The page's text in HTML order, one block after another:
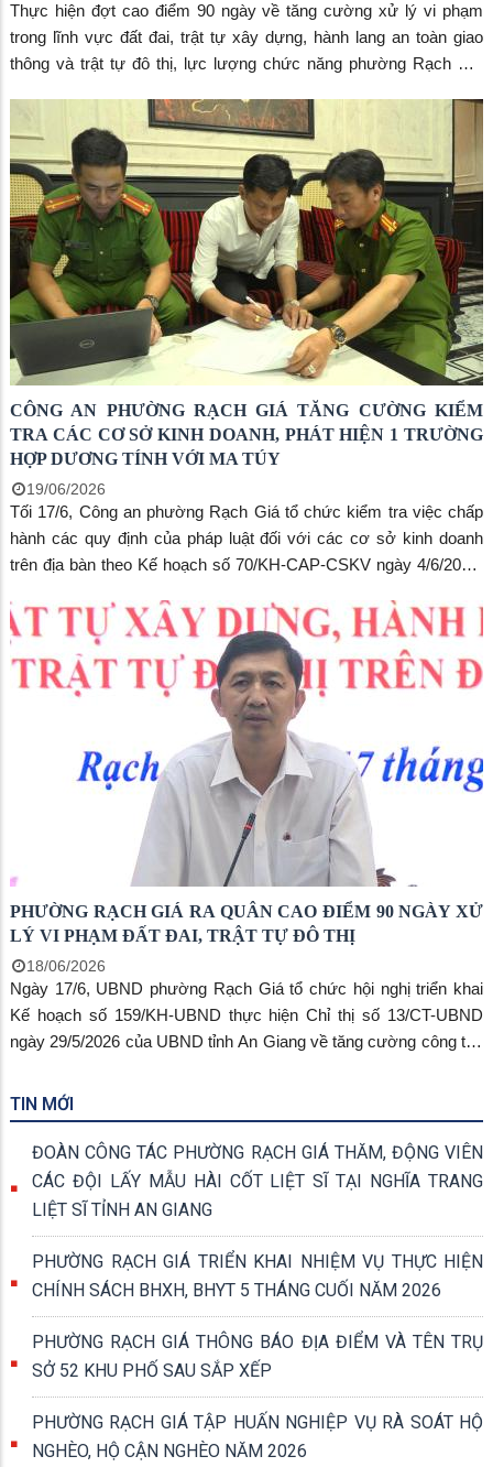
Thực hiện đợt cao điểm 90 ngày về tăng cường xử lý vi phạm
trong lĩnh vực đất đai, trật tự xây dựng, hành lang an toàn giao
thông và trật tự đô thị, lực lượng chức năng phường Rạch Giá
CÔNG AN PHƯỜNG RẠCH GIÁ TĂNG CƯỜNG KIỂM
TRA CÁC CƠ SỞ KINH DOANH, PHÁT HIỆN 1 TRƯỜNG
HỢP DƯƠNG TÍNH VỚI MA TÚY
19/06/2026
Tối 17/6, Công an phường Rạch Giá tổ chức kiểm tra việc chấp
hành các quy định của pháp luật đối với các cơ sở kinh doanh
trên địa bàn theo Kế hoạch số 70/KH-CAP-CSKV ngày 4/6/2026.
ma túy, góp phần bảo đảm an ninh, trật tự trên địa bàn.
PHƯỜNG RẠCH GIÁ RA QUÂN CAO ĐIỂM 90 NGÀY XỬ
LÝ VI PHẠM ĐẤT ĐAI, TRẬT TỰ ĐÔ THỊ
18/06/2026
Ngày 17/6, UBND phường Rạch Giá tổ chức hội nghị triển khai
Kế hoạch số 159/KH-UBND thực hiện Chỉ thị số 13/CT-UBND
ngày 29/5/2026 của UBND tỉnh An Giang về tăng cường công tác
an toàn đường bộ và trật tự đô thị. Đồng chí Dương Hồng Tuấn,
Phó Chủ tịch UBND phường chủ trì hội nghị với sự tham dự của
các cơ quan chuyên môn, lực lượng chức năng và Ban lãnh đạo
các khu phố.
TIN MỚI
ĐOÀN CÔNG TÁC PHƯỜNG RẠCH GIÁ THĂM, ĐỘNG VIÊN
CÁC ĐỘI LẤY MẪU HÀI CỐT LIỆT SĨ TẠI NGHĨA TRANG
LIỆT SĨ TỈNH AN GIANG
PHƯỜNG RẠCH GIÁ TRIỂN KHAI NHIỆM VỤ THỰC HIỆN
CHÍNH SÁCH BHXH, BHYT 5 THÁNG CUỐI NĂM 2026
PHƯỜNG RẠCH GIÁ THÔNG BÁO ĐỊA ĐIỂM VÀ TÊN TRỤ
SỞ 52 KHU PHỐ SAU SẮP XẾP
PHƯỜNG RẠCH GIÁ TẬP HUẤN NGHIỆP VỤ RÀ SOÁT HỘ
NGHÈO, HỘ CẬN NGHÈO NĂM 2026